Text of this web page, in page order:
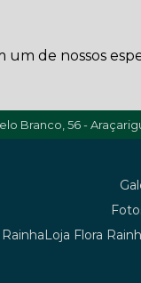
de nossos
Branco, 56 -
Rainha
Loja Flora